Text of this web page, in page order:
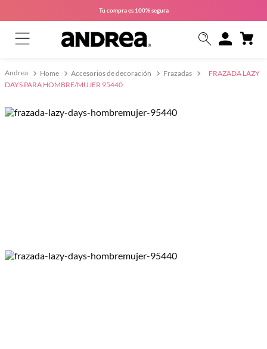
Tu compra es 100% segura
Home Accesorios de decoración Frazadas
FRAZADA LAZY
DAYS PARA HOMBRE/MUJER 95440